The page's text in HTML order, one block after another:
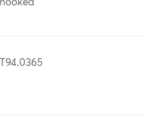
hooked
T94.0365